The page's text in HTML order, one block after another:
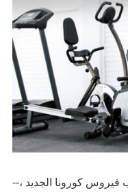
--فيروس كورونا الجديد ،